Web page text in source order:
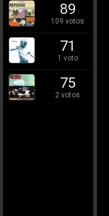
89
109 votos
71
1 voto
75
2 votos